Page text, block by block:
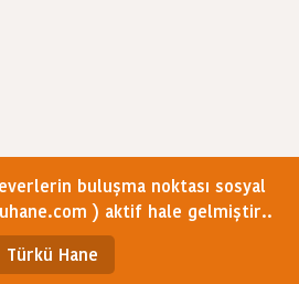
buluşma noktası sosyal
) aktif hale gelmiştir..
Türkü Hane